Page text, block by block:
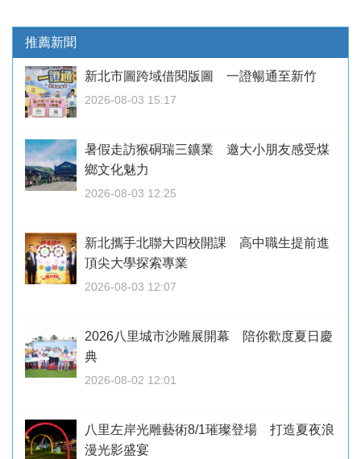
推薦新聞
新北市圖跨域借閱版圖 一證暢通至新竹
2026-08-03 15:17
暑假走訪猴硐瑞三鑛業 邀大小朋友感受煤
鄉文化魅力
2026-08-03 12:25
新北攜手北聯大四校開課 高中職生提前進
頂尖大學探索專業
2026-08-03 12:07
2026八里城市沙雕展開幕 陪你歡度夏日慶
典
2026-08-02 12:01
八里左岸光雕藝術8/1璀璨登場 打造夏夜浪
漫光影盛宴